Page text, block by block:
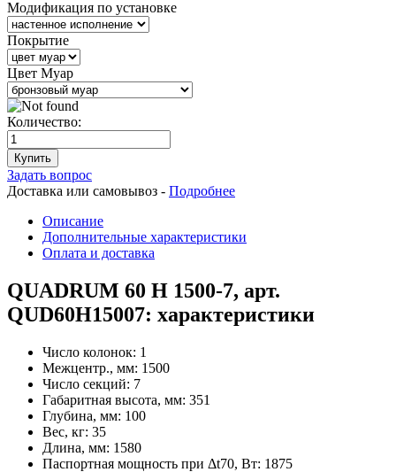
Модификация по установке
Покрытие
Цвет Муар
Количество:
Купить
Задать вопрос
Доставка или самовывоз - Подробнее
Описание
Дополнительные характеристики
Оплата и доставка
QUADRUM 60 H 1500-7, арт.
QUD60H15007: характеристики
Число колонок: 1
Межцентр., мм: 1500
Число секций: 7
Габаритная высота, мм: 351
Глубина, мм: 100
Вес, кг: 35
Длина, мм: 1580
Паспортная мощность при Δt70, Вт: 1875